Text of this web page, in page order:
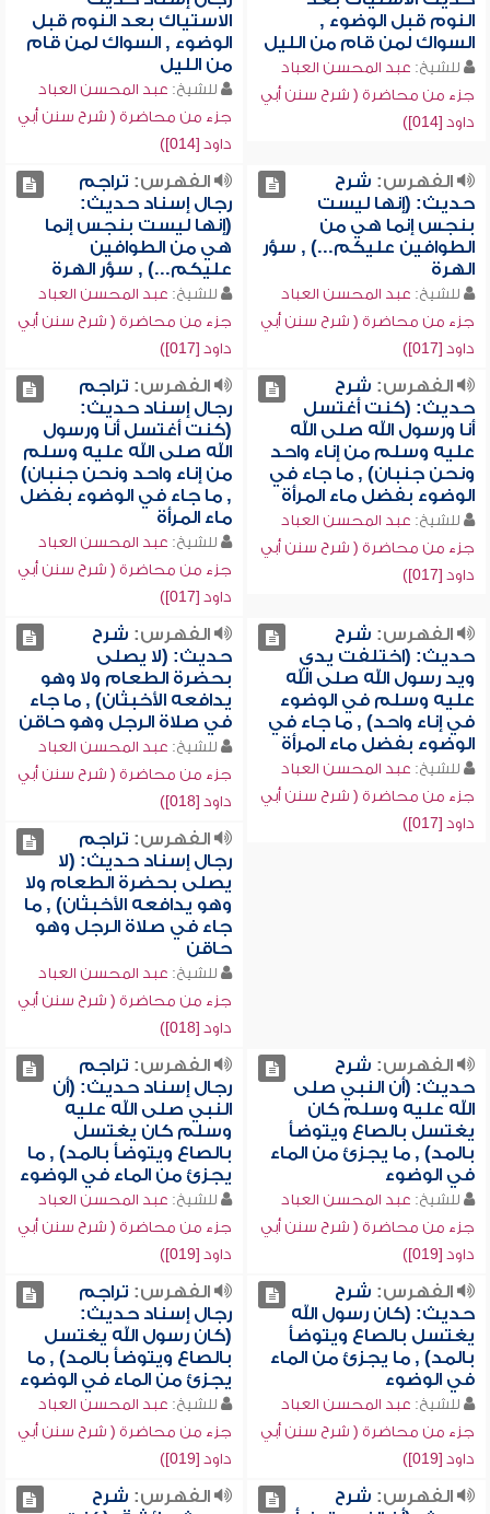
النوم قبل الوضوء ,
السواك لمن قام من الليل
للشيخ: عبد المحسن العباد
جزء من محاضرة ( شرح سنن أبي
داود [014])
الاستياك بعد النوم قبل
الوضوء , السواك لمن قام
من الليل
للشيخ: عبد المحسن العباد
جزء من محاضرة ( شرح سنن أبي
داود [014])
الفهرس: شرح
حديث: (إنها ليست
بنجس إنما هي من
الطوافين عليكم...) , سؤر
الهرة
للشيخ: عبد المحسن العباد
جزء من محاضرة ( شرح سنن أبي
داود [017])
الفهرس: تراجم
رجال إسناد حديث:
(إنها ليست بنجس إنما
هي من الطوافين
عليكم...) , سؤر الهرة
للشيخ: عبد المحسن العباد
جزء من محاضرة ( شرح سنن أبي
داود [017])
الفهرس: شرح
حديث: (كنت أغتسل
أنا ورسول الله صلى الله
عليه وسلم من إناء واحد
ونحن جنبان) , ما جاء في
الوضوء بفضل ماء المرأة
للشيخ: عبد المحسن العباد
جزء من محاضرة ( شرح سنن أبي
داود [017])
الفهرس: تراجم
رجال إسناد حديث:
(كنت أغتسل أنا ورسول
الله صلى الله عليه وسلم
من إناء واحد ونحن جنبان)
, ما جاء في الوضوء بفضل
ماء المرأة
للشيخ: عبد المحسن العباد
جزء من محاضرة ( شرح سنن أبي
داود [017])
الفهرس: شرح
حديث: (اختلفت يدي
ويد رسول الله صلى الله
عليه وسلم في الوضوء
في إناء واحد) , ما جاء في
الوضوء بفضل ماء المرأة
للشيخ: عبد المحسن العباد
جزء من محاضرة ( شرح سنن أبي
داود [017])
الفهرس: شرح
حديث: (لا يصلى
بحضرة الطعام ولا وهو
يدافعه الأخبثان) , ما جاء
في صلاة الرجل وهو حاقن
للشيخ: عبد المحسن العباد
جزء من محاضرة ( شرح سنن أبي
داود [018])
الفهرس: تراجم
رجال إسناد حديث: (لا
يصلى بحضرة الطعام ولا
وهو يدافعه الأخبثان) , ما
جاء في صلاة الرجل وهو
حاقن
للشيخ: عبد المحسن العباد
جزء من محاضرة ( شرح سنن أبي
داود [018])
الفهرس: شرح
حديث: (أن النبي صلى
الله عليه وسلم كان
يغتسل بالصاع ويتوضأ
بالمد) , ما يجزئ من الماء
في الوضوء
للشيخ: عبد المحسن العباد
جزء من محاضرة ( شرح سنن أبي
داود [019])
الفهرس: تراجم
رجال إسناد حديث: (أن
النبي صلى الله عليه
وسلم كان يغتسل
بالصاع ويتوضأ بالمد) , ما
يجزئ من الماء في الوضوء
للشيخ: عبد المحسن العباد
جزء من محاضرة ( شرح سنن أبي
داود [019])
الفهرس: شرح
حديث: (كان رسول الله
يغتسل بالصاع ويتوضأ
بالمد) , ما يجزئ من الماء
في الوضوء
للشيخ: عبد المحسن العباد
جزء من محاضرة ( شرح سنن أبي
داود [019])
الفهرس: تراجم
رجال إسناد حديث:
(كان رسول الله يغتسل
بالصاع ويتوضأ بالمد) , ما
يجزئ من الماء في الوضوء
للشيخ: عبد المحسن العباد
جزء من محاضرة ( شرح سنن أبي
داود [019])
الفهرس: شرح
الفهرس: شرح